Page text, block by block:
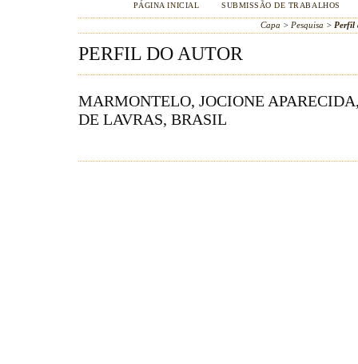
PÁGINA INICIAL
SUBMISSÃO DE TRABALHOS
Capa > Pesquisa > Perfil
PERFIL DO AUTOR
MARMONTELO, JOCIONE
DE LAVRAS, BRASIL